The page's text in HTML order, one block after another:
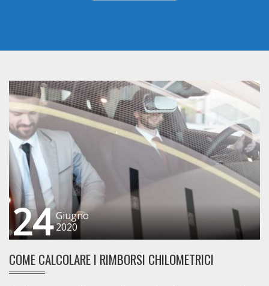
24 Giugno
2020
COME CALCOLARE I RIMBORSI CHILOMETRICI